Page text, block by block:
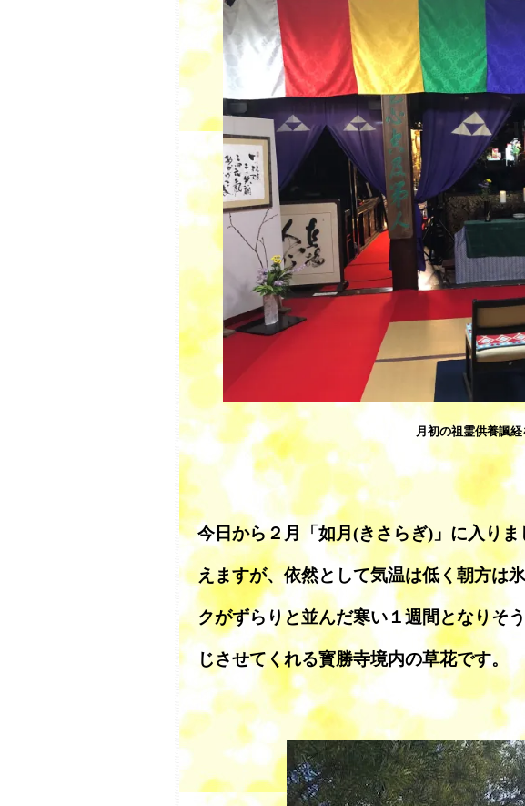
月初の祖霊供養諷
今日から２月「如月(きさらぎ)」に入り
えますが、依然として気温は低く朝方は
クがずらりと並んだ寒い１週間となりそ
じさせてくれる寳勝寺境内の草花です。